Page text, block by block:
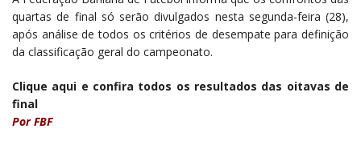
quartas de final só serão divulgados nesta segunda-feira (28),
após análise de todos os critérios de desempate para definição
da classificação geral do campeonato.
Clique aqui e confira todos os resultados das oitavas de
final
Por FBF